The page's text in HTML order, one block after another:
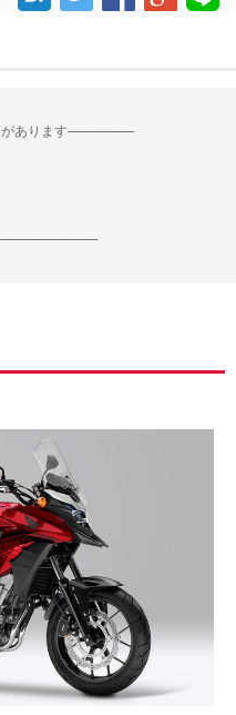
あります--------------------